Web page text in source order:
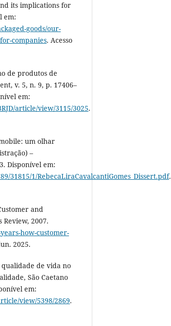
its implications for
em:
goods/our-
companies. Acesso
de produtos de
v. 5, n. 9, p. 17406–
em:
article/view/3115/3025.
um olhar
–
Disponível em:
31815/1/RebecaLiraCavalcantiGomes_Dissert.pdf.
and
2007.
how-customer-
2025.
qualidade de vida no
São Caetano
em:
view/5398/2869.